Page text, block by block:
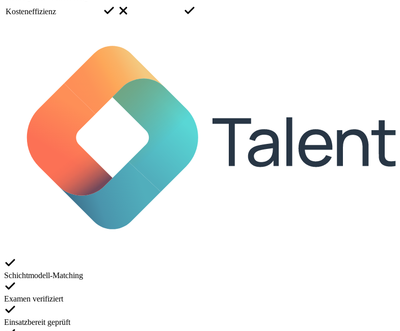
Kosteneffizienz
Schichtmodell-Matching
Examen verifiziert
Einsatzbereit geprüft